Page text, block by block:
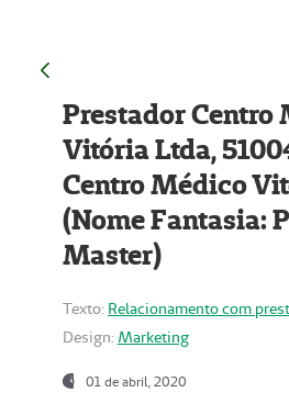
Prestador Centro
Vitória Ltda,
Centro Médico
(Nome Fantasia:
Master)
Texto: Relacionamento com
Design: Marketing
01 de abril, 2020